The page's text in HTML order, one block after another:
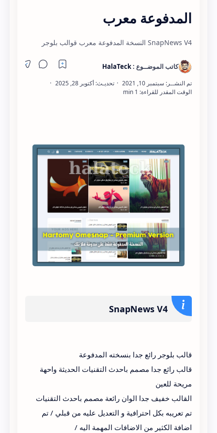
المدفوعة معرب
SnapNews V4 النسخة المدفوعة معرب قوالب بلوجر
SnapNews V4
قالب بلوجر رائع جدا بنسخته المدفوعة
قالب رائع جدا مصمم باحدث التقنيات الحديثة واحهة
مريحة للعين
القالب خفيف جدا الوان رائعة مصمم باحدث التقنيات
تم تعريبه بكل احترافية و التعديل عليه من قبلي / تم
اضافة الكثير من الاضافات المهمة اليه /